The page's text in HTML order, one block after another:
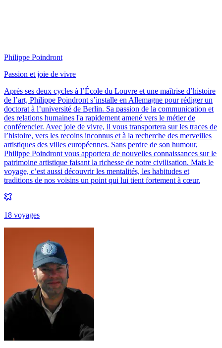
Philippe Poindront
Passion et joie de vivre
Après ses deux cycles à l’École du Louvre et une maîtrise d’histoire
de l’art, Philippe Poindront s’installe en Allemagne pour rédiger un
doctorat à l’université de Berlin. Sa passion de la communication et
des relations humaines l'a rapidement amené vers le métier de
conférencier. Avec joie de vivre, il vous transportera sur les traces de
l’histoire, vers les recoins inconnus et à la recherche des merveilles
artistiques des villes européennes. Sans perdre de son humour,
Philippe Poindront vous apportera de nouvelles connaissances sur le
patrimoine artistique faisant la richesse de notre civilisation. Mais le
voyage, c’est aussi découvrir les mentalités, les habitudes et
traditions de nos voisins un point qui lui tient fortement à cœur.
18 voyages